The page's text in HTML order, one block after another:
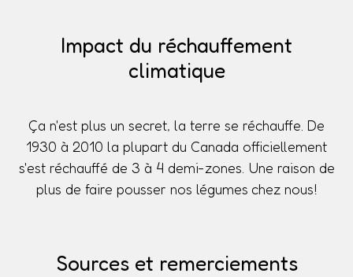
Impact du réchauffement
climatique
Ça n'est plus un secret, la terre se réchauffe. De
1930 à 2010 la plupart du Canada officiellement
s'est réchauffé de 3 à 4 demi-zones. Une raison de
plus de faire pousser nos légumes chez nous!
Sources et remerciements